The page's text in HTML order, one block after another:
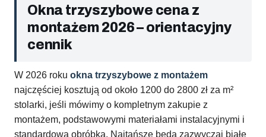
Okna trzyszybowe cena z
montażem 2026 – orientacyjny
cennik
W 2026 roku okna trzyszybowe z montażem
najczęściej kosztują od około 1200 do 2800 zł za m²
stolarki, jeśli mówimy o kompletnym zakupie z
montażem, podstawowymi materiałami instalacyjnymi i
standardową obróbką. Najtańsze będą zazwyczaj białe